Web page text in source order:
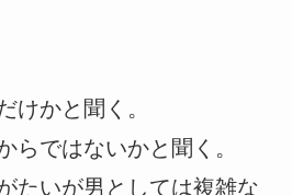
けかと聞く。
らではないかと聞く。
たいが男としては複雑な